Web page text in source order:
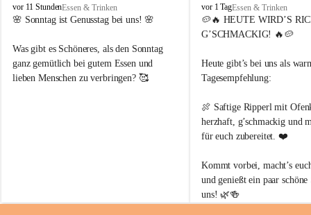
D
o
f
s
c
h
g
vor 11 StundenEssen & Trinken
🌸 Sonntag ist Genusstag bei uns! 🌸
Was gibt es Schöneres, als den Sonntag
ganz gemütlich bei gutem Essen und
lieben Menschen zu verbringen? 🥰
D
o
r
s
c
h
n
k
e
u
r
i
g
vor 1 TagEssen & Trinken
🥔🔥 HEUTE WIRD’S
G’SCHMACKIG! 🔥🥔
Heute gibt’s bei uns als
Tagesempfehlung:
🍖 Saftige Ripperl mit
herzhaft, g’schmackig und
für euch zubereitet. ❤️
Kommt vorbei, macht’s
und genießt ein paar
uns! 🌿🍻